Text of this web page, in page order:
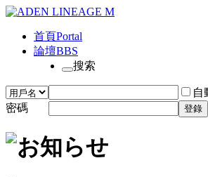
首頁Portal
論壇BBS
搜索
自
密碼
登錄